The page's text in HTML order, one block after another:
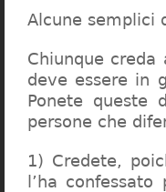
Alcune semplici
Chiunque
deve essere in
Ponete queste
persone che
1) Credete,
l’ha